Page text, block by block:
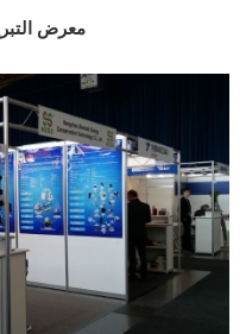
معرض التبريد